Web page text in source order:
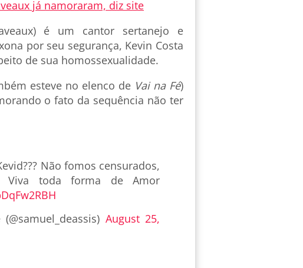
já namoraram, diz site
é um cantor sertanejo e
por seu segurança, Kevin Costa
de sua homossexualidade.
esteve no elenco de Vai na Fé)
o fato da sequência não ter
Não fomos censurados,
Viva toda forma de Amor
August 25,